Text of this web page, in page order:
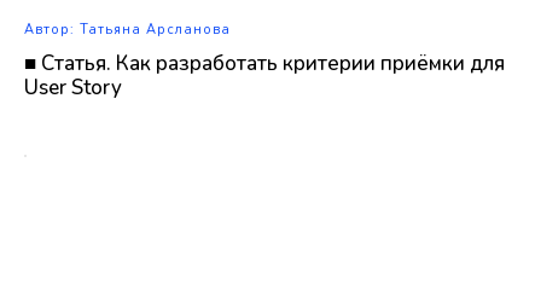
Автор: Татьяна Арсланова
■ Статья. Как разработать критерии приёмки для
User Story